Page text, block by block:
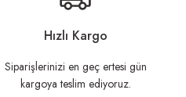
Hızlı Kargo
Siparişlerinizi en geç ertesi gün
kargoya teslim ediyoruz.